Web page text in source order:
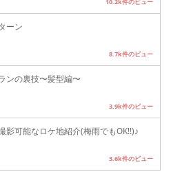
10.2k件のビュー
ーン
8.7k件のビュー
ンの裏技〜髪型編〜
3.9k件のビュー
影可能なロケ地紹介(梅雨でもOK!!)♪
3.6k件のビュー